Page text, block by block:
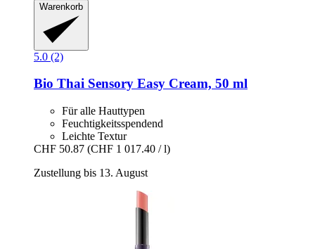
Warenkorb
5.0 (2)
Bio Thai Sensory Easy Cream, 50 ml
Für alle Hauttypen
Feuchtigkeitsspendend
Leichte Textur
CHF 50.87 (CHF 1 017.40 / l)
Zustellung bis 13. August